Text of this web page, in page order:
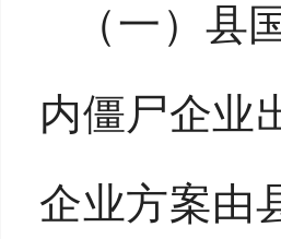
（一）县
内僵尸企业
企业方案由